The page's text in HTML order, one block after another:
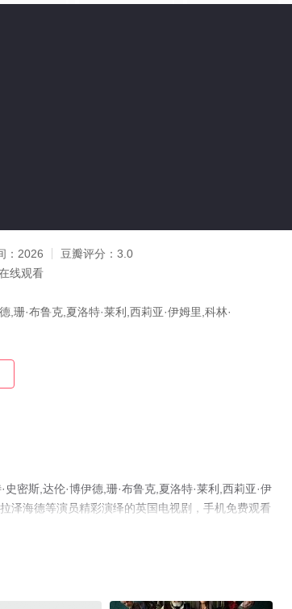
： 2026 豆瓣评分： 3.0
线观看
,珊·布鲁克,夏洛特·莱利,西莉亚·伊姆里,科林·
密斯,达伦·博伊德,珊·布鲁克,夏洛特·莱利,西莉亚·伊
泽海德等演员精彩演绎的英国电视剧，手机免费观看
视猫或剧情网等平台了解。